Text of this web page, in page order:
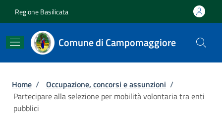
Regione Basilicata
Comune di Campomaggiore
Briciole di pane
Home / Occupazione, concorsi e assunzioni /
Partecipare alla selezione per mobilità volontaria tra enti
pubblici